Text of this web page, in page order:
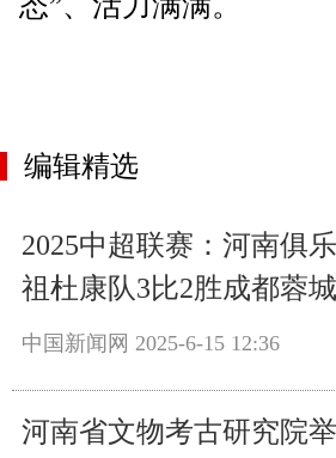
编辑精选
2025中超联赛：河南俱
祖杜康队3比2胜成都蓉
中国新闻网 2025-6-15 12:36
河南省文物考古研究院